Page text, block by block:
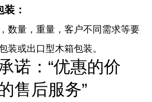
：
数量，重量，客户不同需求等要
装或出口型木箱包装。
诺：“优惠的价
售后服务”